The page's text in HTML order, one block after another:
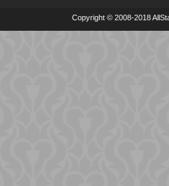
Copyright © 2008-2018